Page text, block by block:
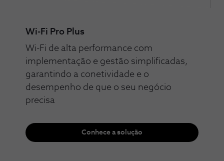
Wi-Fi Pro Plus
Wi-Fi de alta performance com
implementação e gestão simplificadas,
garantindo a conetividade e o
desempenho de que o seu negócio
precisa​​
Conhece a solução